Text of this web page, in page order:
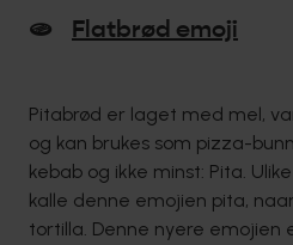
🫓 Flatbrød emoji
Pitabrød er laget med mel,
og kan brukes som pizza-
kebab og ikke minst: Pita.
kalle denne emojien pita,
tortilla. Denne nyere emojien